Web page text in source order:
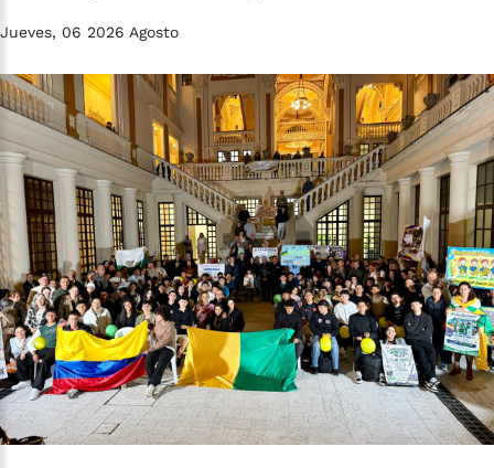
Jueves, 06 2026 Agosto